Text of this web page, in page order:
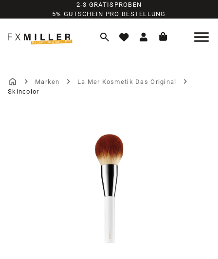
Zum Hauptinhalt springen
2-3 GRATISPROBEN
5% GUTSCHEIN PRO BESTELLUNG
Marken
La Mer Kosmetik Das Original
Skincolor
Bildergalerie überspringen